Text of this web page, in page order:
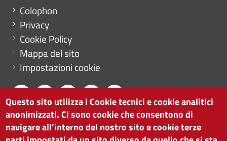
Menu footer
Colophon
Privacy
Cookie Policy
Mappa del sito
Impostazioni cookie
CAMERA DI COMMERCIO DI BOLZANO
via Alto Adige 60 | I-39100 Bolzano
Questo sito utilizza i Cookie tecnici e cookie analitici
anonimizzati. Ci sono cookie che consentono di
navigare all’interno del nostro sito e cookie terze